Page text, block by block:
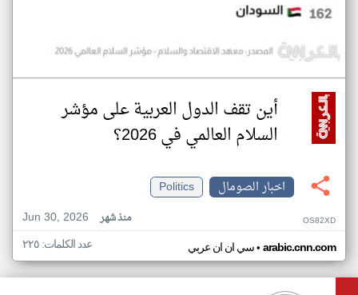
أين تقف الدول العربية على مؤشر
السلام العالمي في 2026؟
اخبار الصومال
Politics
Jun 30, 2026
منذ شهر OS82XD
سي ان ان عربي• arabic.cnn.com عدد الكلمات: ٢٢٥